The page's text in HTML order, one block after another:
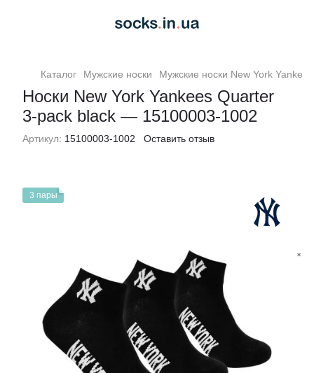
Каталог Мужские носки Мужские носки New York Yankees
Носки New York Yankees Quarter
3-pack black — 15100003-1002
Артикул: 15100003-1002 Оставить отзыв
3 пары